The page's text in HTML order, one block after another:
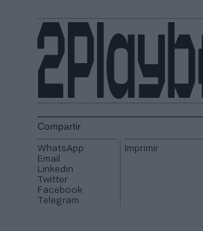
Compartir
WhatsApp
Email
Linkedin
Twitter
Facebook
Telegram
Imprimir